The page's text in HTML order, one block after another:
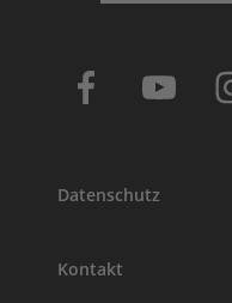
Datenschutz
Kontakt